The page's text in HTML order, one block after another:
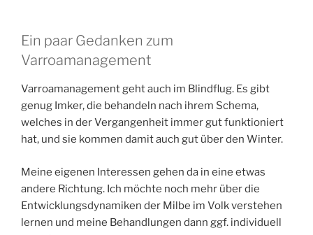
Ein paar Gedanken zum
Varroamanagement
Varroamanagement geht auch im Blindflug. Es gibt
genug Imker, die behandeln nach ihrem Schema,
welches in der Vergangenheit immer gut funktioniert
hat, und sie kommen damit auch gut über den Winter.
Meine eigenen Interessen gehen da in eine etwas
andere Richtung. Ich möchte noch mehr über die
Entwicklungsdynamiken der Milbe im Volk verstehen
lernen und meine Behandlungen dann ggf. individuell